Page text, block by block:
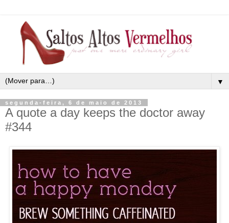
▼
segunda-feira, 6 de maio de 2013
A quote a day keeps the doctor away
#344